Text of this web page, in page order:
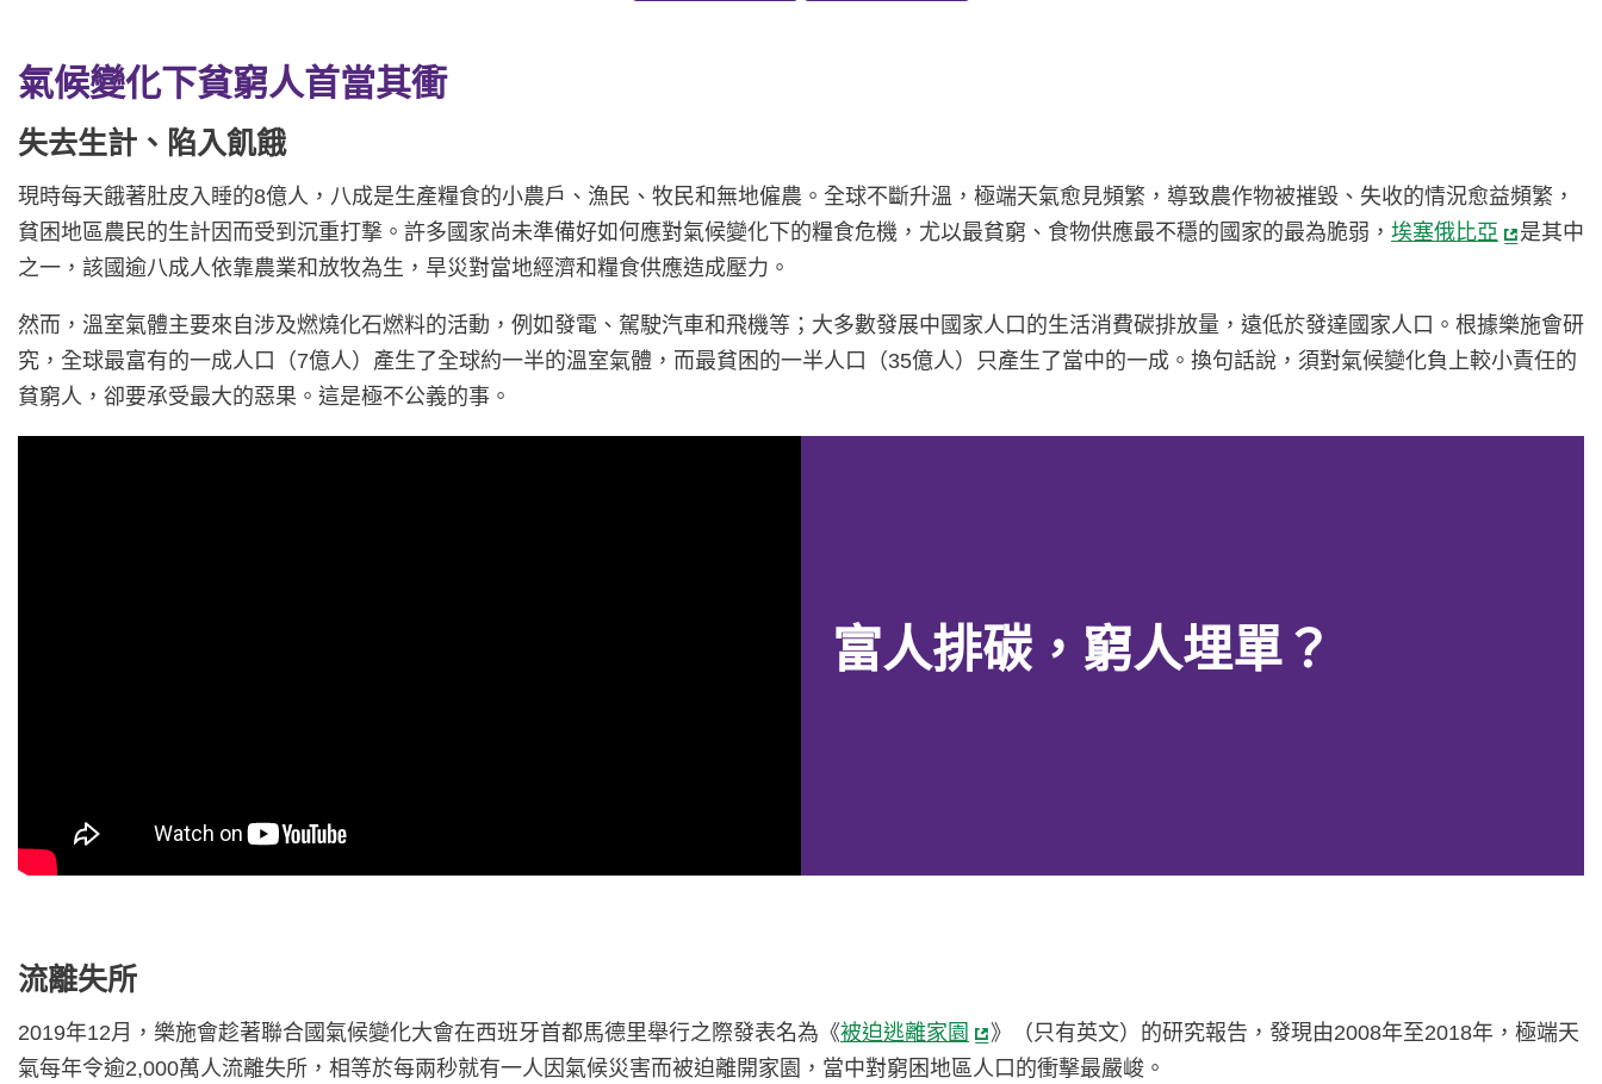
氣候變化下貧窮人首當其衝
失去生計、陷入飢餓
現時每天餓著肚皮入睡的8億人，八成是生產糧食的小農戶、漁民、牧民和無地僱農。全球不斷升溫，極端天氣愈見頻繁，導致農作物被摧毀、失收的情況愈益頻繁，
貧困地區農民的生計因而受到沉重打撃。許多國家尚未準備好如何應對氣候變化下的糧食危機，尤以最貧窮、食物供應最不穩的國家的最為脆弱， 埃塞俄比亞
是其中
之一，該國逾八成人依靠農業和放牧為生，旱災對當地經濟和糧食供應造成壓力。
然而，溫室氣體主要來自涉及燃燒化石燃料的活動，例如發電、駕駛汽車和飛機等；大多數發展中國家人口的生活消費碳排放量，遠低於發達國家人口。根據樂施會研
究，全球最富有的一成人口（7億人）產生了全球約一半的溫室氣體，而最貧困的一半人口（35億人）只產生了當中的一成。換句話說，須對氣候變化負上較小責任的
貧窮人，卻要承受最大的惡果。這是極不公義的事。
富人排碳，窮人埋單？
流離失所
2019年12月，樂施會趁著聯合國氣候變化大會在西班牙首都馬德里舉行之際發表名為《被迫逃離家園
》（只有英文）的研究報告，發現由2008年至2018年，極端天
氣每年令逾2,000萬人流離失所，相等於每兩秒就有一人因氣候災害而被迫離開家園，當中對窮困地區人口的衝擊最嚴峻。